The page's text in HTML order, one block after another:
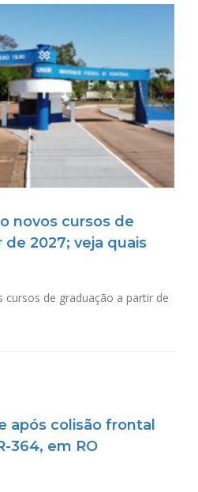
novos cursos de
2027; veja quais
de graduação a partir de
após colisão frontal
364, em RO